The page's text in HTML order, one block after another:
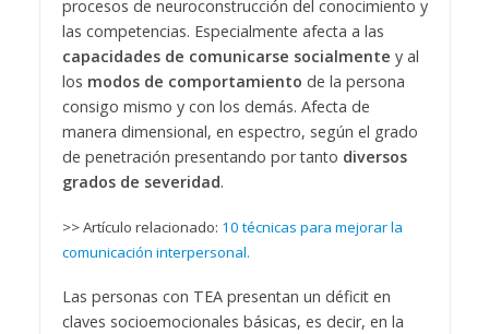
procesos de neuroconstrucción del conocimiento y
las competencias. Especialmente afecta a las
capacidades de comunicarse socialmente y al
los modos de comportamiento de la persona
consigo mismo y con los demás. Afecta de
manera dimensional, en espectro, según el grado
de penetración presentando por tanto diversos
grados de severidad.
>> Artículo relacionado: 10 técnicas para mejorar la
comunicación interpersonal.
Las personas con TEA presentan un déficit en
claves socioemocionales básicas, es decir, en la